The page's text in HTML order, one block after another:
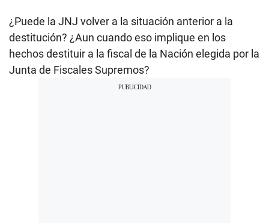
¿Puede la JNJ volver a la situación anterior a la
destitución? ¿Aun cuando eso implique en los
hechos destituir a la fiscal de la Nación elegida por la
Junta de Fiscales Supremos?